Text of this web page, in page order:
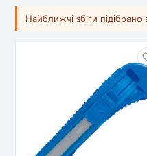
Найближчі збіги